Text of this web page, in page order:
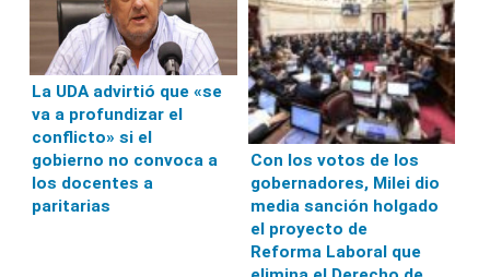
La UDA advirtió que «se
va a profundizar el
conflicto» si el
gobierno no convoca a
los docentes a
paritarias
Con los votos de los
gobernadores, Milei dio
media sanción holgado
el proyecto de
Reforma Laboral que